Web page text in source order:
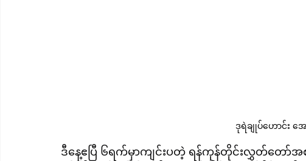
ဒုရဲချုပ်ဟောင်း အ
ဒီနေ့ဧပြီ ၆ရက်မှာကျင်းပတဲ့ ရန်ကုန်တိုင်းလွှတ်တော်